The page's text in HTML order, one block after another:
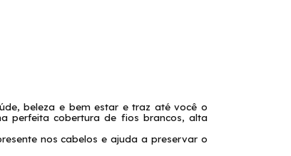
beleza e bem estar e traz até você o
perfeita cobertura de fios brancos, alta
nos cabelos e ajuda a preservar o